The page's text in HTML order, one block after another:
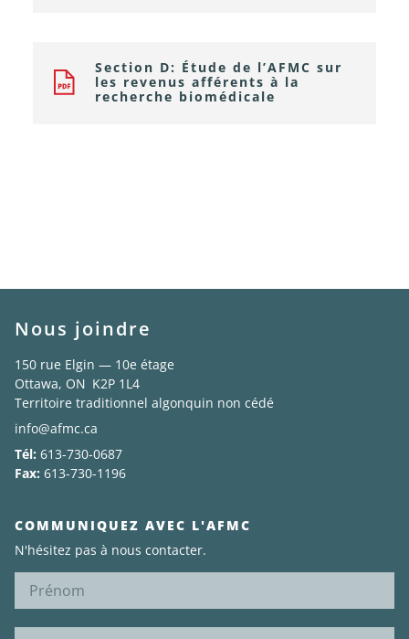
Section D: Étude de l’AFMC sur
les revenus afférents à la
recherche biomédicale
Nous joindre
150 rue Elgin — 10e étage
Ottawa, ON K2P 1L4
Territoire traditionnel algonquin non cédé
info@afmc.ca
Tél: 613-730-0687
Fax: 613-730-1196
COMMUNIQUEZ AVEC L'AFMC
N'hésitez pas à nous contacter.